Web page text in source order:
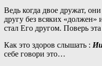
Ведь когда двое дружат,
другу без всяких «должен»
стал Его другом. Поверь
Как это здоров слышать :
себе говори это…